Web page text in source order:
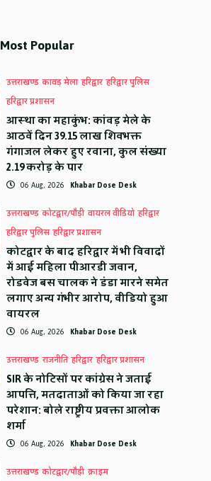
Most Popular
उत्तराखण्ड कावड़ मेला हरिद्वार हरिद्वार पुलिस
हरिद्वार प्रशासन
आस्था का महाकुंभ: कांवड़ मेले के
आठवें दिन 39.15 लाख शिवभक्त
गंगाजल लेकर हुए रवाना, कुल संख्या
2.19 करोड़ के पार
06 Aug, 2026 Khabar Dose Desk
उत्तराखण्ड कोटद्वार/पौड़ी वायरल वीडियो हरिद्वार
हरिद्वार पुलिस हरिद्वार प्रशासन
कोटद्वार के बाद हरिद्वार में भी विवादों
में आई महिला पीआरडी जवान,
रोडवेज बस चालक ने डंडा मारने समेत
लगाए अन्य गंभीर आरोप, वीडियो हुआ
वायरल
06 Aug, 2026 Khabar Dose Desk
उत्तराखण्ड राजनीति हरिद्वार हरिद्वार प्रशासन
SIR के नोटिसों पर कांग्रेस ने जताई
आपत्ति, मतदाताओं को किया जा रहा
परेशान: बोले राष्ट्रीय प्रवक्ता आलोक
शर्मा
06 Aug, 2026 Khabar Dose Desk
उत्तराखण्ड कोटद्वार/पौड़ी क्राइम